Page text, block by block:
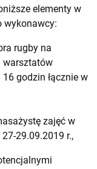
elementy w
wykonawcy:
rugby na
warsztatów
godzin łącznie w
zajęć w
29.09.2019 r.,